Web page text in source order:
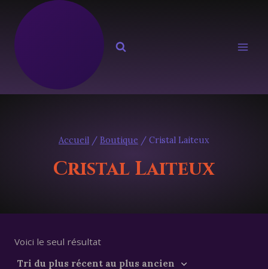
contenu
Accueil / Boutique / Cristal Laiteux
Cristal Laiteux
Voici le seul résultat